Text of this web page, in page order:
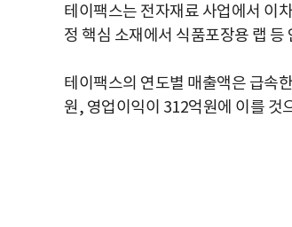
테이팩스는 전자재료 사업에서 이
정 핵심 소재에서 식품포장용 랩
테이팩스의 연도별 매출액은 급속
원, 영업이익이 312억원에 이를 것